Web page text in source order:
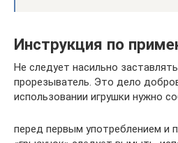
Инструкция по
Не следует насильно
прорезыватель. Это дело
использовании игрушки нужно
перед первым употреблением и